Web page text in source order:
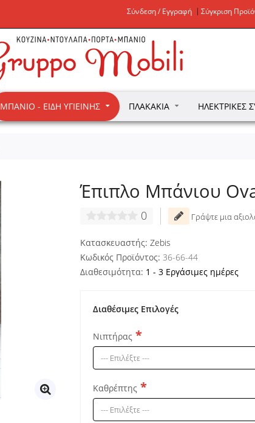
Σύνδεση / Εγγραφή Σύγκριση
ΜΠΆΝΙΟ - ΕΊΔΗ ΥΓΙΕΙΝΉΣ ΠΛΑΚΆΚΙΑ ΗΛΕΚΤΡΙΚΈΣ
Έπιπλο Μπάνιου
0 Γράψτε μια
Κατασκευαστής: Zebis
Κωδικός Προϊόντος: 36-66-44
Διαθεσιμότητα: 1 - 3 Εργάσιμες ημέρες
Διαθέσιμες Επιλογές
Νιπτήρας
Καθρέπτης